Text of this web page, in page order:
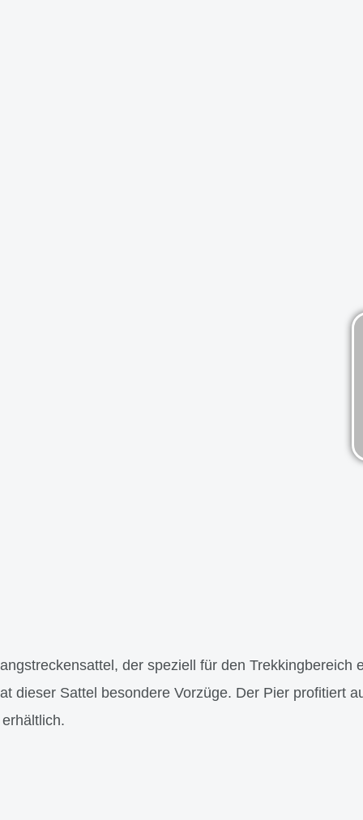
der speziell für den Trekkingbereich
dieser Sattel besondere Vorzüge. Der Pier profitiert